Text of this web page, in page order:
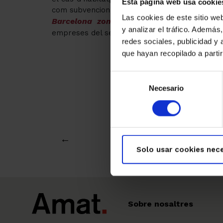
Esta página web usa
Las cookies de este sitio
y analizar el tráfico.
redes sociales, publicidad y
que hayan recopilado a
consentimiento
Necesario
Solo usar cookies
com subvencionar el 95% de l’impost a
Barcelona zona zero d’impostos
per a
empreses del sector cultural.
←
Sobre nosaltres